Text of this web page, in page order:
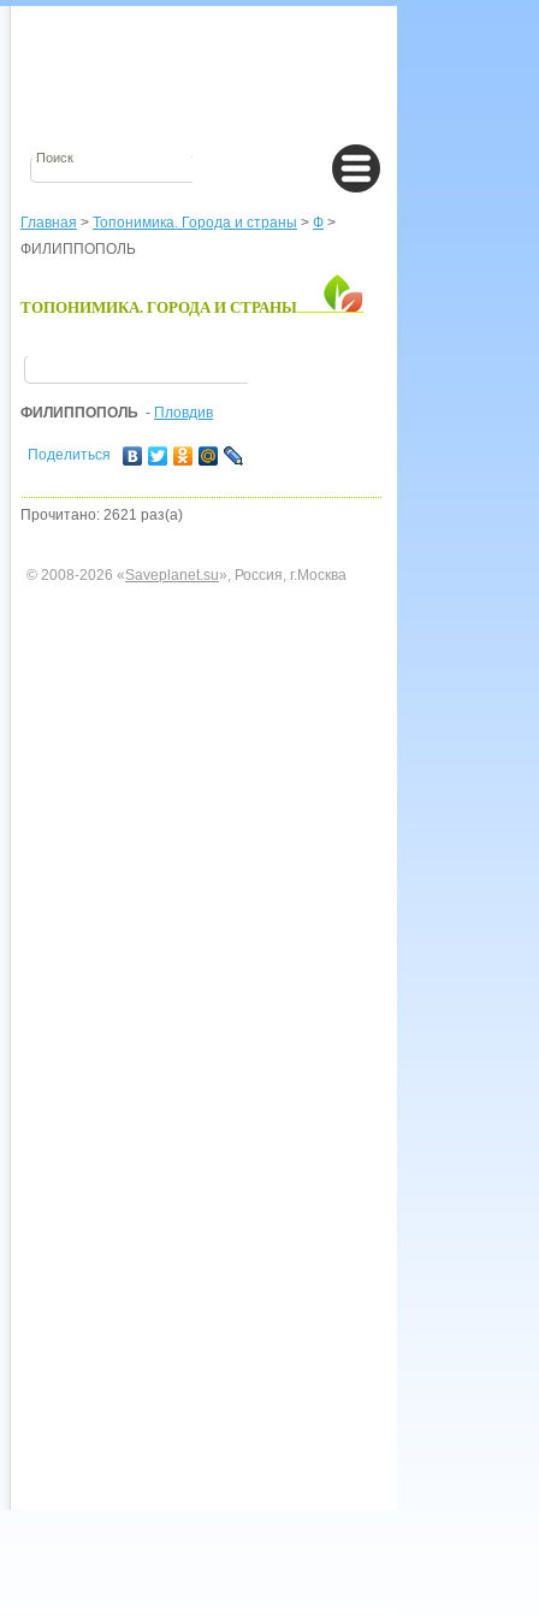
Главная > Топонимика. Города и страны > Ф >
ФИЛИППОПОЛЬ
ТОПОНИМИКА. ГОРОДА И СТРАНЫ
ФИЛИППОПОЛЬ - Пловдив
Поделиться
Прочитано: 2621 раз(а)
© 2008-2026 «Saveplanet.su», Россия, г.Москва